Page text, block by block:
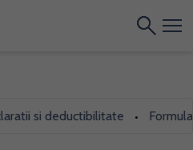
si deductibilitate •